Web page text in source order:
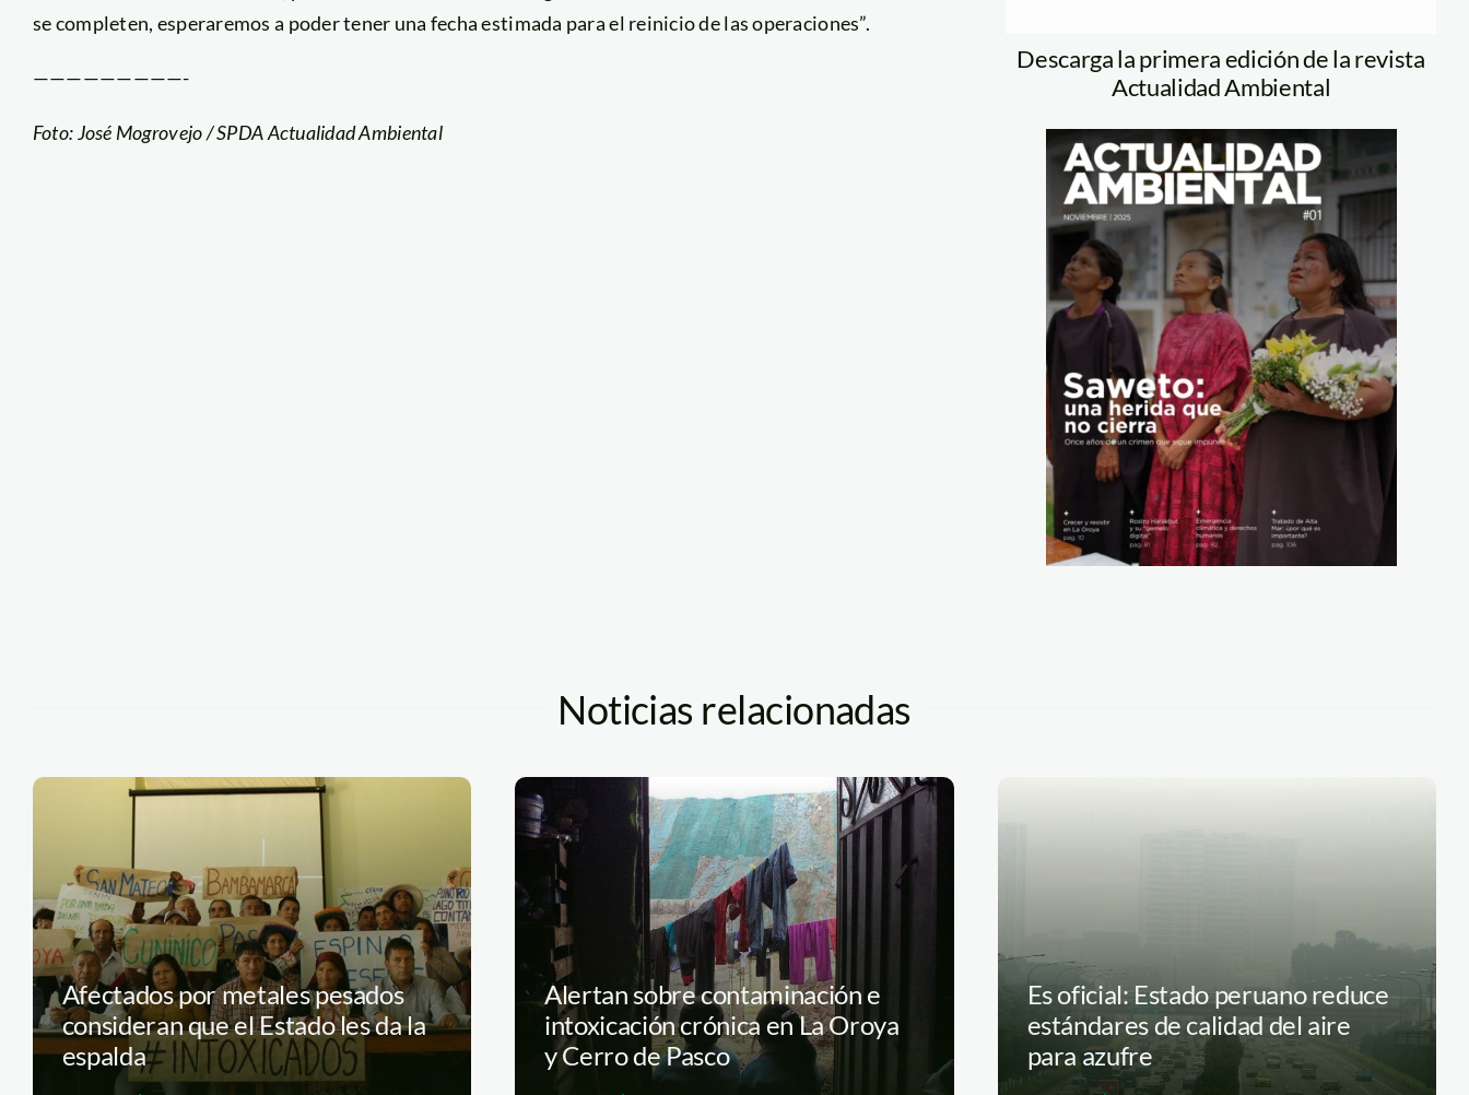
se completen, esperaremos a poder tener una fecha estimada para el reinicio de las operaciones”.
—————————-
Foto: José Mogrovejo / SPDA Actualidad Ambiental
Descarga la primera edición de la revista
Actualidad Ambiental
Noticias relacionadas
Afectados por metales pesados
consideran que el Estado les da la
espalda
Alertan sobre contaminación e
intoxicación crónica en La Oroya
y Cerro de Pasco
Es oficial: Estado peruano reduce
estándares de calidad del aire
para azufre